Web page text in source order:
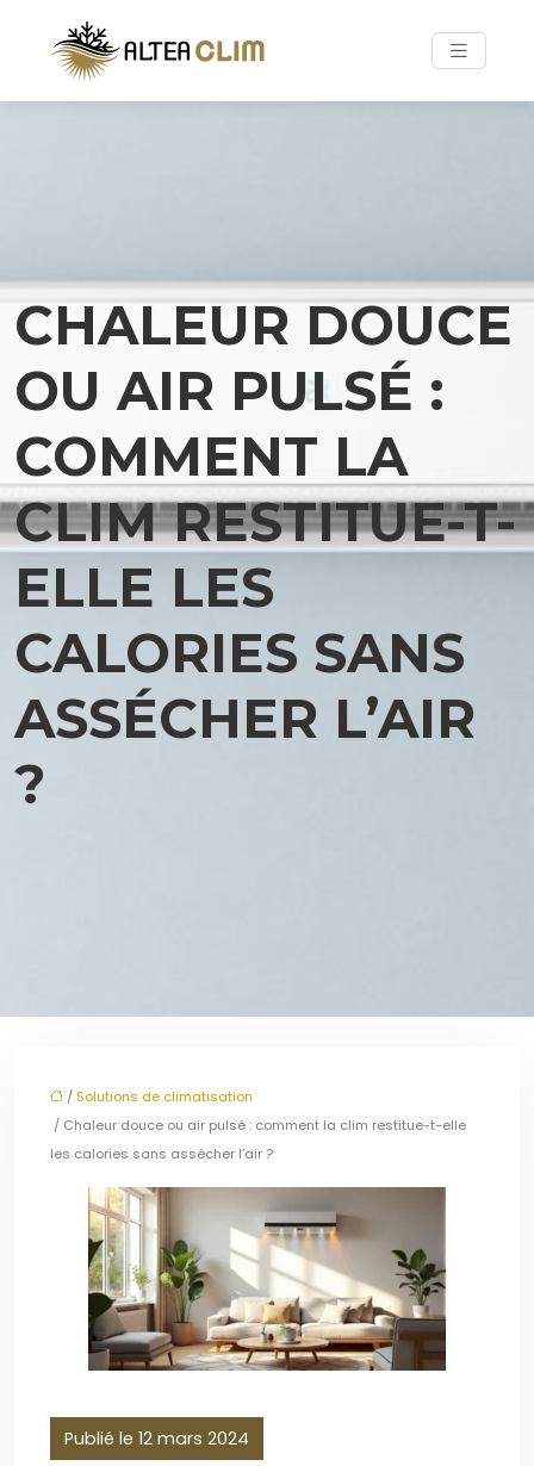
CHALEUR DOUCE
OU AIR PULSÉ :
COMMENT LA
CLIM RESTITUE-T-
ELLE LES
CALORIES SANS
ASSÉCHER L’AIR
?
/ Solutions de climatisation
/ Chaleur douce ou air pulsé : comment la clim restitue-t-elle
les calories sans assécher l’air ?
Publié le 12 mars 2024